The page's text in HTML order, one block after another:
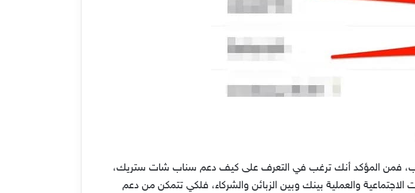
فمن المؤكد أنك ترغب في التعرف على كيف دعم سناب شات ستريك،
والعملية بينك وبين الزبائن والشركاء، فلكي تتمكن من دعم